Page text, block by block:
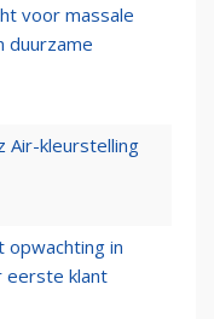
voor massale
duurzame
Air-kleurstelling
opwachting in
eerste klant